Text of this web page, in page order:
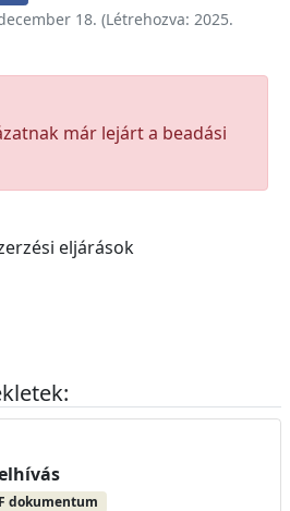
18. (Létrehozva: 2025.
már lejárt a beadási
eljárások
dokumentum